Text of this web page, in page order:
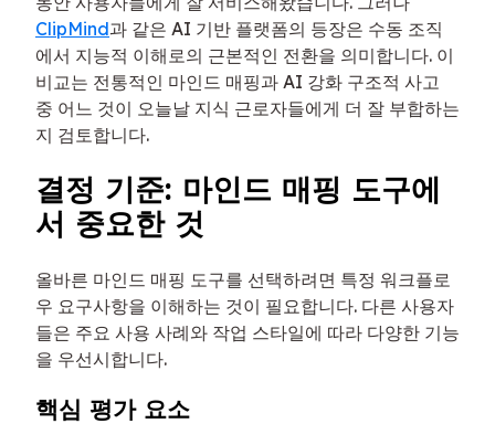
ClipMind과 같은 AI 기반 플랫폼의 등장은 수동 조직
에서 지능적 이해로의 근본적인 전환을 의미합니다. 이
비교는 전통적인 마인드 매핑과 AI 강화 구조적 사고
중 어느 것이 오늘날 지식 근로자들에게 더 잘 부합하는
지 검토합니다.
결정 기준: 마인드 매핑 도구에
서 중요한 것
올바른 마인드 매핑 도구를 선택하려면 특정 워크플로
우 요구사항을 이해하는 것이 필요합니다. 다른 사용자
들은 주요 사용 사례와 작업 스타일에 따라 다양한 기능
을 우선시합니다.
핵심 평가 요소